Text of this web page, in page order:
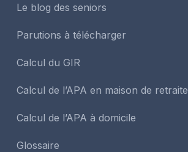
Le blog des seniors
Parutions à télécharger
Calcul du GIR
Calcul de l’APA en maison de retraite
Calcul de l’APA à domicile
Glossaire